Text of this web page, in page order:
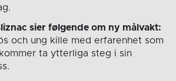
sier følgende om ny målvakt:
och ung kille med erfarenhet som
ta ytterliga steg i sin